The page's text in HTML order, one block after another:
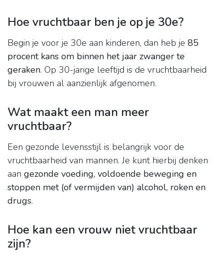
Hoe vruchtbaar ben je op je 30e?
Begin je voor je 30e aan kinderen, dan heb je 85
procent kans om binnen het jaar zwanger te
geraken. Op 30-jarige leeftijd is de vruchtbaarheid
bij vrouwen al aanzienlijk afgenomen.
Wat maakt een man meer
vruchtbaar?
Een gezonde levensstijl is belangrijk voor de
vruchtbaarheid van mannen. Je kunt hierbij denken
aan gezonde voeding, voldoende beweging en
stoppen met (of vermijden van) alcohol, roken en
drugs.
Hoe kan een vrouw niet vruchtbaar
zijn?